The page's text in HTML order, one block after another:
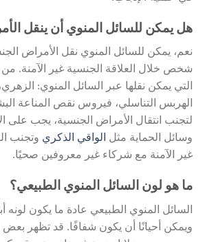
هل يمكن للسائل المنوي أن ينقل
نعم، يمكن للسائل المنوي نقل الأمراض
شخص خلال العلاقة الجنسية غير الآمنة. من
التي يمكن نقلها عبر السائل المنوي: الزهري،
لتجنب انتقال الأمراض الجنسية، يجب على
وسائل الحماية مثل الواقي الذكري وتجنب
غير الآمنة مع شركاء غير معروفين صحيًا.
ما هو لون السائل المنوي الطبيعي؟
السائل المنوي الطبيعي عادة ما يكون لونه
ويمكن أحيانًا أن يكون شفافًا. قد تظهر بعض